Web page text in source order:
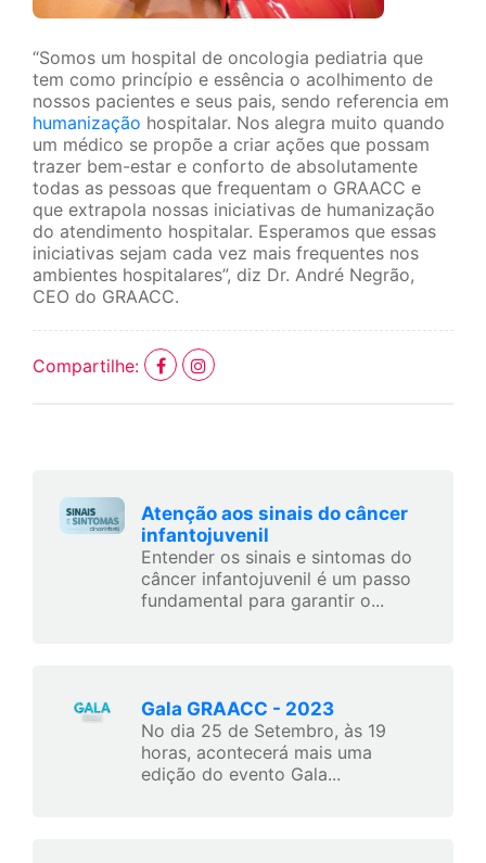
“Somos um hospital de oncologia pediatria que
tem como princípio e essência o acolhimento de
nossos pacientes e seus pais, sendo referencia em
humanização hospitalar. Nos alegra muito quando
um médico se propõe a criar ações que possam
trazer bem-estar e conforto de absolutamente
todas as pessoas que frequentam o GRAACC e
que extrapola nossas iniciativas de humanização
do atendimento hospitalar. Esperamos que essas
iniciativas sejam cada vez mais frequentes nos
ambientes hospitalares”, diz Dr. André Negrão,
CEO do GRAACC.
Compartilhe:
Atenção aos sinais do câncer
infantojuvenil
Entender os sinais e sintomas do
câncer infantojuvenil é um passo
fundamental para garantir o...
Gala GRAACC - 2023
No dia 25 de Setembro, às 19
horas, acontecerá mais uma
edição do evento Gala...